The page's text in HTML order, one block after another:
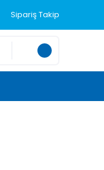
Sipariş Takip